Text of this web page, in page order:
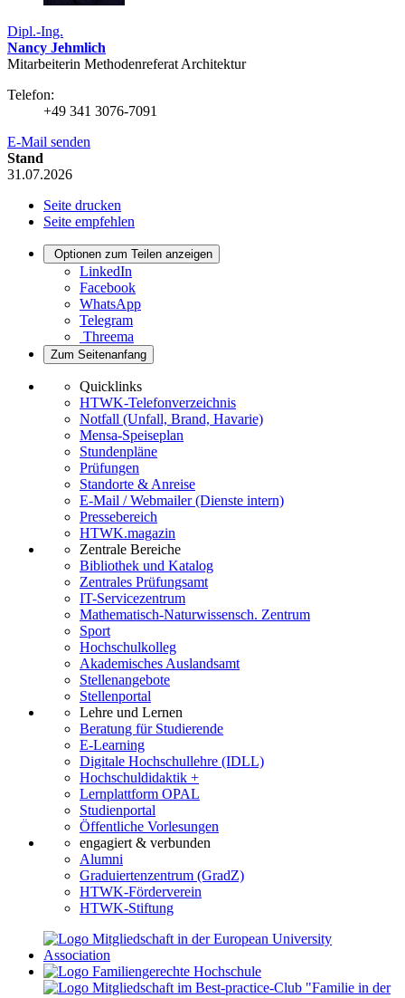
Dipl.-Ing.
Nancy Jehmlich
Mitarbeiterin Methodenreferat Architektur
Telefon:
+49 341 3076-7091
E-Mail senden
Stand
31.07.2026
Seite drucken
Seite empfehlen
Optionen zum Teilen anzeigen
LinkedIn
Facebook
WhatsApp
Telegram
Threema
Zum Seitenanfang
Quicklinks
HTWK-Telefonverzeichnis
Notfall (Unfall, Brand, Havarie)
Mensa-Speiseplan
Stundenpläne
Prüfungen
Standorte & Anreise
E-Mail / Webmailer (Dienste intern)
Pressebereich
HTWK.magazin
Zentrale Bereiche
Bibliothek und Katalog
Zentrales Prüfungsamt
IT-Servicezentrum
Mathematisch-Naturwissensch. Zentrum
Sport
Hochschulkolleg
Akademisches Auslandsamt
Stellenangebote
Stellenportal
Lehre und Lernen
Beratung für Studierende
E-Learning
Digitale Hochschullehre (IDLL)
Hochschuldidaktik +
Lernplattform OPAL
Studienportal
Öffentliche Vorlesungen
engagiert & verbunden
Alumni
Graduiertenzentrum (GradZ)
HTWK-Förderverein
HTWK-Stiftung